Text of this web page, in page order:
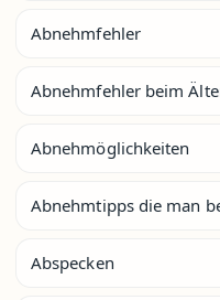
Abnehmfehler
Abnehmfehler beim
Abnehmöglichkeiten
Abnehmtipps die man
Abspecken